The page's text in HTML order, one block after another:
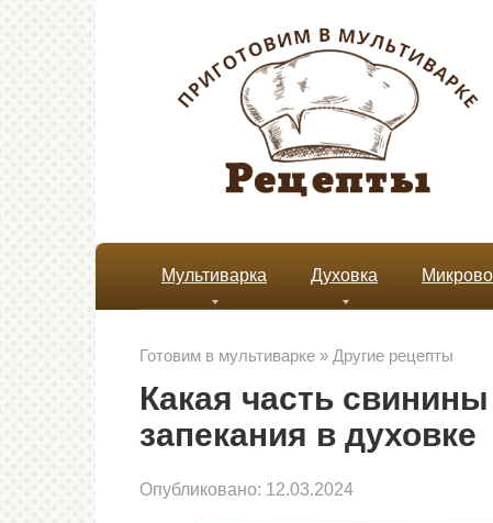
Мультиварка Духовка
Готовим в мультиварке » Другие рецепты
Какая часть
запекания в духовке
Опубликовано: 12.03.2024